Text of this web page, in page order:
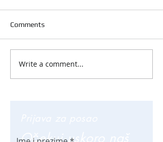
Comments
Write a comment...
Očekuj uskoro naš